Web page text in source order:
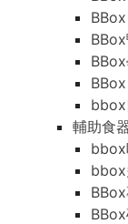
bbox
輔助食
bbox
bbox